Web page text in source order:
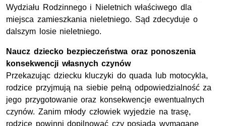
Wydziału Rodzinnego i Nieletnich właściwego dla
miejsca zamieszkania nieletniego. Sąd zdecyduje o
dalszym losie nieletniego.
Naucz dziecko bezpieczeństwa oraz ponoszenia
konsekwencji własnych czynów
Przekazując dziecku kluczyki do quada lub motocykla,
rodzice przyjmują na siebie pełną odpowiedzialność za
jego przygotowanie oraz konsekwencje ewentualnych
czynów. Zanim młody człowiek wyjedzie na trasę,
rodzice powinni dopilnować czy posiada wymagane